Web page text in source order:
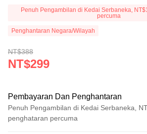
Penuh Pengambilan di Kedai Serbaneka,
percuma
Penghantaran Negara/Wilayah
NT$388
NT$299
Pembayaran Dan Penghantaran
Penuh Pengambilan di Kedai Serbaneka,
penghataran percuma